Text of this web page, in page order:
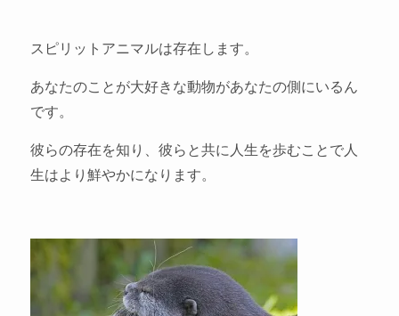
スピリットアニマルは存在します。
あなたのことが大好きな動物があなたの側にいるん
です。
彼らの存在を知り、彼らと共に人生を歩むことで人
生はより鮮やかになります。